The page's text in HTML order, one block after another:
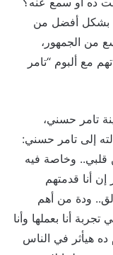
بشكل أفضل من
من الجمهور،
مع ألبوم “تامر
تامر حسني،
إلى تامر حسني:
قلبي.. وخاصة فيه
أنا قدمتهم
ودة من أهم
أنا بعملها وأنا
هيأثر في الناس